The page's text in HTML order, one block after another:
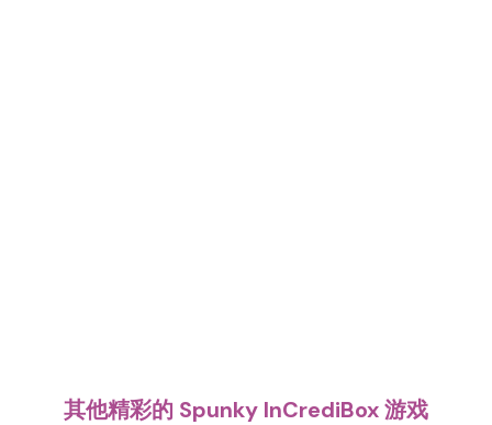
其他精彩的 Spunky InCrediBox 游戏